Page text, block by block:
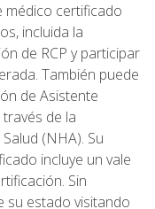
médico certificado
incluida la
de RCP y participar
También puede
de Asistente
de la
(NHA). Su
incluye un vale
Sin
su estado visitando